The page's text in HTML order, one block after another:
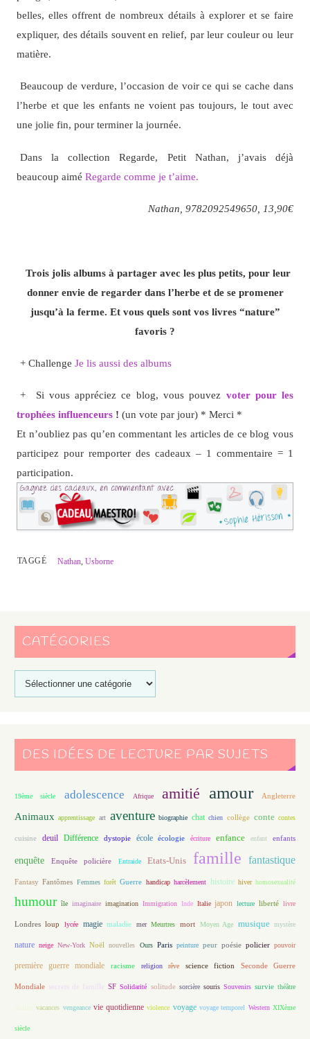
belles, elles offrent de nombreux détails à explorer et se faire
expliquer, des détails souvent en relief, par leur couleur ou leur
matière.
Beaucoup de verdure, l’occasion de voir ce qui se cache dans
l’herbe et que les enfants ne voient pas toujours, le tout avec
une jolie fin, pour terminer la journée.
Dans la collection Regarde, Petit Nathan, j’avais déjà
beaucoup aimé Regarde comme je t’aime.
Nathan, 9782092549650, 13,90€
Trois jolis albums à partager avec les plus petits, pour leur
donner envie de regarder dans l’herbe et de se promener
jusqu’à la ferme. Et vous quels sont vos livres “nature”
favoris ?
+ Challenge Je lis aussi des albums
+ Si vous appréciez ce blog, vous pouvez voter pour les
trophées influenceurs! (un vote par jour) * Merci *
Et n’oubliez pas qu’en commentant les articles de ce blog vous
participez pour remporter des cadeaux – 1 commentaire = 1
participation.
TAGGÉ Nathan ,Usborne
CATÉGORIES
DES IDÉES DE LECTURE PAR SUJETS
19ème siècle adolescence Afrique amitié amour Angleterre
Animaux apprentissage art aventure biographie chat chien collège conte contes
cuisine deuil Différence dystopie école écologie écriture enfance enfant enfants
enquête Enquête policière Entraide Etats-Unis famille fantastique
Fantasy Fantômes Femmes forêt Guerre handicap harcèlement histoire hiver homosexualité
humour île imaginaire imagination Immigration Inde Italie japon lecture liberté livre
Londres loup lycée magie maladie mer Meurtres mort Moyen Age musique mystère
nature neige New-York Noël nouvelles Ours Paris peinture peur poésie policier pouvoir
première guerre mondiale racisme religion rêve science fiction Seconde Guerre
Mondiale secrets de famille SF Solidarité solitude sorcière souris Souvenirs survie théâtre
vacances vengeance vie quotidienne violence voyage voyage temporel Western XIXème
siècle